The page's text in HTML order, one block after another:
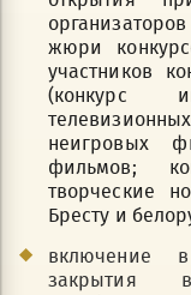
жюри
участников
(конкурс
неигровых
фильмов;
творческие
Бресту и
включение
закрытия